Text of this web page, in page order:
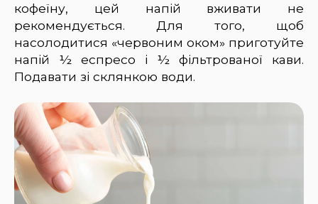
кофеїну, цей напій вживати не
рекомендується. Для того, щоб
насолодитися «червоним оком» приготуйте
напій ½ еспресо і ½ фільтрованої кави.
Подавати зі склянкою води.